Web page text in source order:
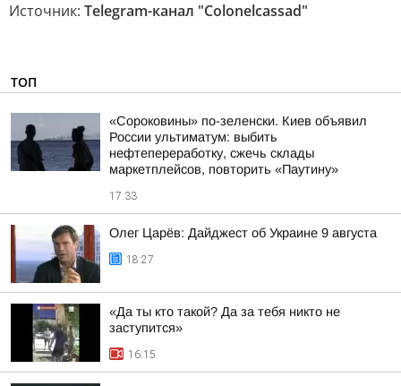
Источник: Telegram-канал "Colonelcassad"
ТОП
«Сороковины» по-зеленски. Киев объявил
России ультиматум: выбить
нефтепереработку, сжечь склады
маркетплейсов, повторить «Паутину»
17:33
Олег Царёв: Дайджест об Украине 9 августа
18:27
«Да ты кто такой? Да за тебя никто не
заступится»
16:15